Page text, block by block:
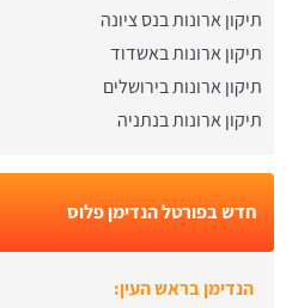
תיקון ארונות בנס ציונה
תיקון ארונות באשדוד
תיקון ארונות בירושלים
תיקון ארונות בנתניה
חדש בפורטל הנדימן פלוס
הנדימן בראש העין: